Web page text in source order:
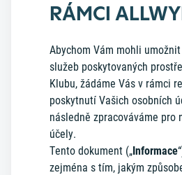
RÁMCI
Abychom Vám mohli
služeb poskytovaných
Klubu, žádáme Vás v rámci
poskytnutí Vašich osobních
následně zpracováváme pro
účely.
Tento dokument („Informace
zejména s tím, jakým